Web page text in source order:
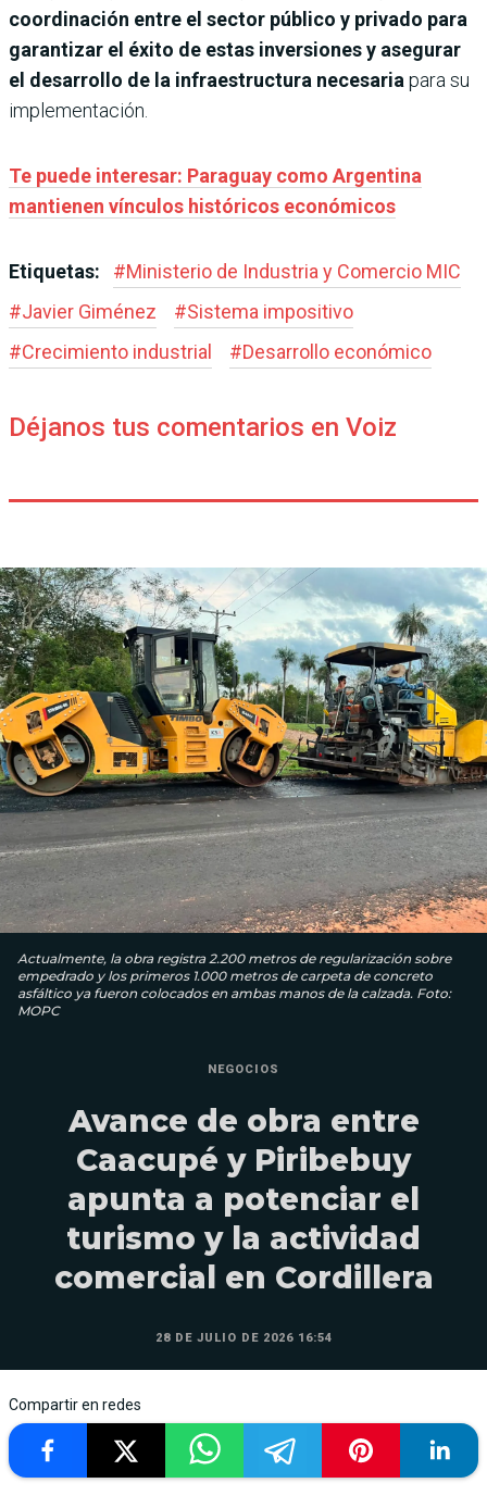
coordinación entre el sector público y privado para
garantizar el éxito de estas inversiones y asegurar
el desarrollo de la infraestructura necesaria para su
implementación.
Te puede interesar: Paraguay como Argentina
mantienen vínculos históricos económicos
Etiquetas: #Ministerio de Industria y Comercio MIC
#Javier Giménez #Sistema impositivo
#Crecimiento industrial #Desarrollo económico
Déjanos tus comentarios en Voiz
Actualmente, la obra registra 2.200 metros de regularización sobre
empedrado y los primeros 1.000 metros de carpeta de concreto
asfáltico ya fueron colocados en ambas manos de la calzada. Foto:
MOPC
NEGOCIOS
Avance de obra entre
Caacupé y Piribebuy
apunta a potenciar el
turismo y la actividad
comercial en Cordillera
28 DE JULIO DE 2026 16:54
Compartir en redes